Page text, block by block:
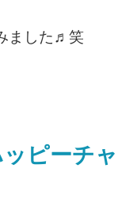
ました♬笑
ピーチャ